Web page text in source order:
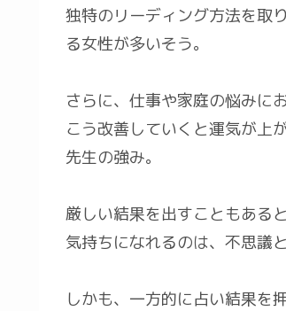
独特のリーディング方法を取
る女性が多いそう。
さらに、仕事や家庭の悩みに
こう改善していくと運気が上
先生の強み。
厳しい結果を出すこともある
気持ちになれるのは、不思議
しかも、一方的に占い結果を